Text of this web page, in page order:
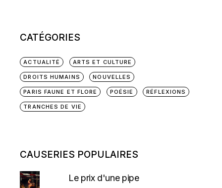
CATÉGORIES
ACTUALITÉ ARTS ET CULTURE
DROITS HUMAINS NOUVELLES
PARIS FAUNE ET FLORE POÉSIE RÉFLEXIONS
TRANCHES DE VIE
CAUSERIES POPULAIRES
Le prix d'une pipe